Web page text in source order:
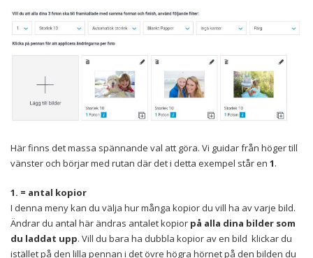
Här finns det massa spännande val att göra. Vi guidar från höger till
vänster och börjar med rutan där det i detta exempel står en 1.
1. = antal kopior
I denna meny kan du välja hur många kopior du vill ha av varje bild.
Ändrar du antal här ändras antalet kopior på alla dina bilder som
du laddat upp. Vill du bara ha dubbla kopior av en bild klickar du
istället på den lilla pennan i det övre högra hörnet på den bilden du